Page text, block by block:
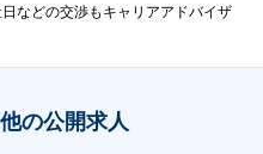
などの交渉もキャリアアドバイザ
の公開求人